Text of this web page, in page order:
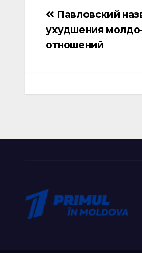
Навигация
по
Павловский
ухудшения
отношений